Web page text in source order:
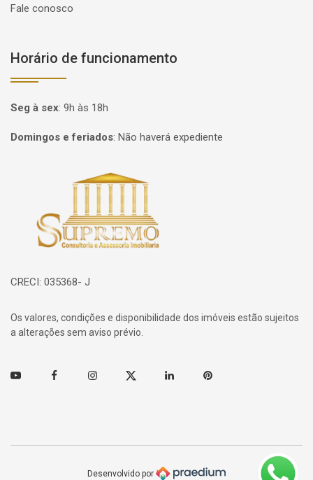
Fale conosco
Horário de funcionamento
Seg à sex: 9h às 18h
Domingos e feriados: Não haverá expediente
Página inicial
CRECI: 035368- J
Os valores, condições e disponibilidade dos imóveis estão sujeitos
a alterações sem aviso prévio.
Youtube FacebookInstagramTwitter Linkedin Pinterest
Desenvolvido por